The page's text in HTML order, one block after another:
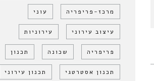
מרכז-פריפריה עוני
עיצוב עירוני עירוניות
פריפריה שכונה תכנון
תכנון אסטרטגי תכנון עירוני